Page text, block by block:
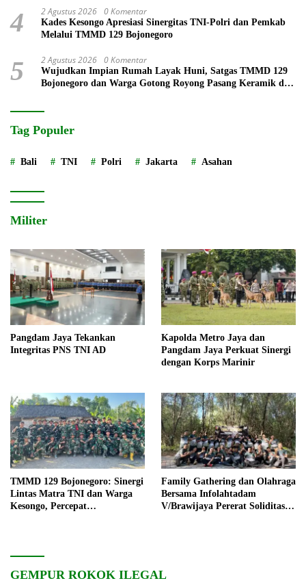
4 2 Agustus 2026 0 Komentar
Kades Kesongo Apresiasi Sinergitas TNI-Polri dan Pemkab
Melalui TMMD 129 Bojonegoro
5 2 Agustus 2026 0 Komentar
Wujudkan Impian Rumah Layak Huni, Satgas TMMD 129
Bojonegoro dan Warga Gotong Royong Pasang Keramik di
Tag Populer
Bali TNI Polri Jakarta Asahan
Militer
Pangdam Jaya Tekankan
Integritas PNS TNI AD
Kapolda Metro Jaya dan
Pangdam Jaya Perkuat Sinergi
dengan Korps Marinir
TMMD 129 Bojonegoro: Sinergi
Lintas Matra TNI dan Warga
Kesongo, Percepat
Family Gathering dan Olahraga
Bersama Infolahtadam
V/Brawijaya Pererat Soliditas
GEMPUR ROKOK ILEGAL